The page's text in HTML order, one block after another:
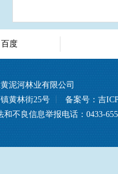
百度
泥河林业有限公司
黄林街25号
备案号： 吉
和不良信息举报电话：0433-